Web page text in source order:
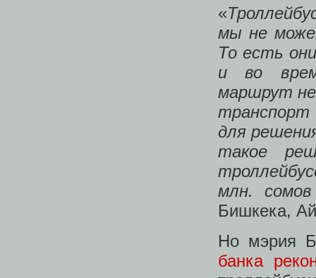
«
мы не
То есть
и во
маршрут
для
такое
млн.
Бишкека,
Но мэрия
банка